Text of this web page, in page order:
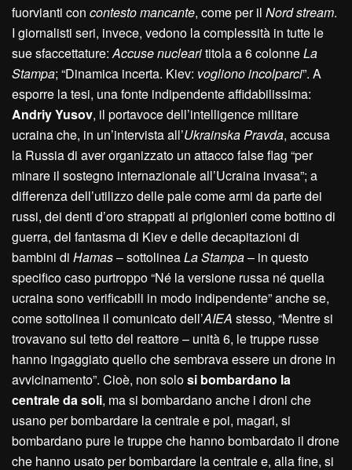
fuorvianti con contesto mancante, come per il Nord stream.
I giornalisti seri, invece, vedono la complessità in tutte le
sue sfaccettature:Accuse nuclearititola a 6 colonneLa
Stampa; “Dinamica incerta. Kiev: vogliono incolparci”. A
esporre la tesi, una fonte indipendente affidabilissima:
Andriy Yusov, il portavoce dell’intelligence militare
ucraina che, in un’intervista all’Ukrainska Pravda, accusa
la Russia di aver organizzato un attacco false flag “per
minare il sostegno internazionale all’Ucraina invasa”; a
differenza dell’utilizzo delle pale come armi da parte dei
russi, dei denti d’oro strappati ai prigionieri come bottino di
guerra, del fantasma di Kiev e delle decapitazioni di
bambini di Hamas– sottolineaLa Stampa– in questo
specifico caso purtroppo “Né la versione russa né quella
ucraina sono verificabili in modo indipendente” anche se,
come sottolinea il comunicato dell’AIEA stesso, “Mentre si
trovavano sul tetto del reattore – unità 6, le truppe russe
hanno ingaggiato quello che sembrava essere un drone in
avvicinamento”. Cioè, non solosi bombardano la
centrale da soli, ma si bombardano anche i droni che
usano per bombardare la centrale e poi, magari, si
bombardano pure le truppe che hanno bombardato il drone
che hanno usato per bombardare la centrale e, alla fine, si